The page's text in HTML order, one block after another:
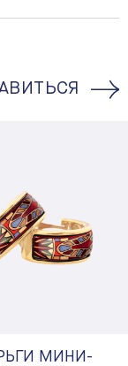
МИНИ-